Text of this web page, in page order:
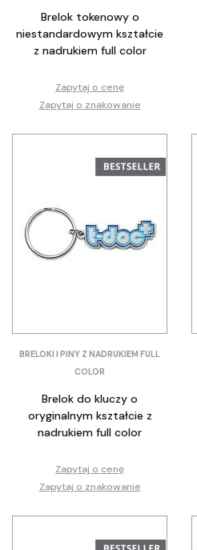
Brelok tokenowy o
niestandardowym kształcie
z nadrukiem full color
Zapytaj o cenę
Zapytaj o znakowanie
BRELOKI I PINY Z NADRUKIEM FULL
COLOR
Brelok do kluczy o
oryginalnym kształcie z
nadrukiem full color
Zapytaj o cenę
Zapytaj o znakowanie